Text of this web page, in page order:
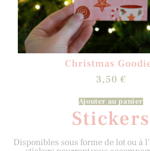
Christmas
3,50 €
Ajouter au panier
Stickers
Disponibles sous forme de lot ou à